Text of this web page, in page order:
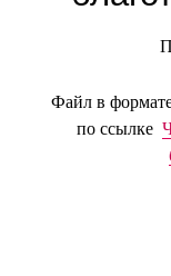
Файл в
по ссылке